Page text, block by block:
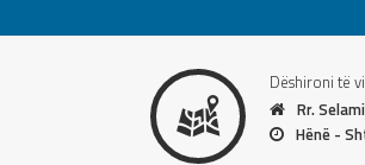
Dëshironi të
Rr.
Hënë -